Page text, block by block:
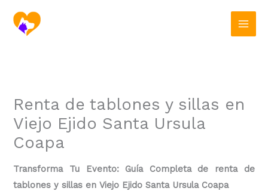
contenido
Renta de tablones y sillas en
Viejo Ejido Santa Ursula
Coapa
Transforma Tu Evento: Guía Completa de renta de
tablones y sillas en Viejo Ejido Santa Ursula Coapa